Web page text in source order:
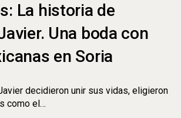
La historia de
Una boda con
en Soria
decidieron unir sus vidas, eligieron
como el…